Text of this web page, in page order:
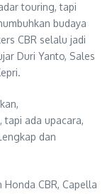
touring, tapi
budaya
CBR selalu jadi
Duri Yanto, Sales
tapi ada upacara,
dan
CBR, Capella